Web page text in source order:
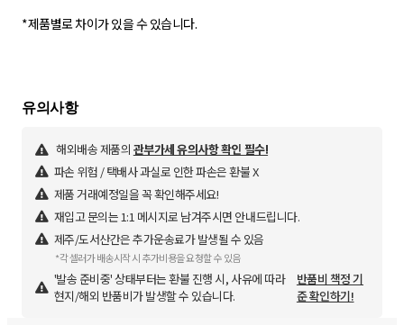
*제품별로 차이가 있을 수 있습니다.
유의사항
해외배송 제품의 관부가세 유의사항 확인 필수!
파손 위험 / 택배사 과실로 인한 파손은 환불 X
제품 거래예정일을 꼭 확인해주세요!
재입고 문의는 1:1 메시지로 남겨주시면 안내드립니다.
제주/도서산간은 추가운송료가 발생될 수 있음
*각 셀러가 배송시작 시 추가비용을 요청할 수 있음
'발송 준비중' 상태부터는 환불 진행 시, 사유에 따라
현지/해외 반품비가 발생할 수 있습니다.
반품비 책정 기
준 확인하기!